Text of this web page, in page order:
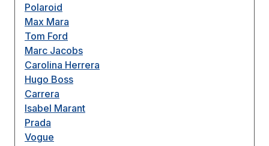
Polaroid
Max Mara
Tom Ford
Marc Jacobs
Carolina Herrera
Hugo Boss
Carrera
Isabel Marant
Prada
Vogue